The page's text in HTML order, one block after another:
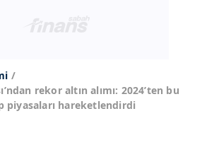
rekor altın alımı: 2024’ten bu
piyasaları hareketlendirdi